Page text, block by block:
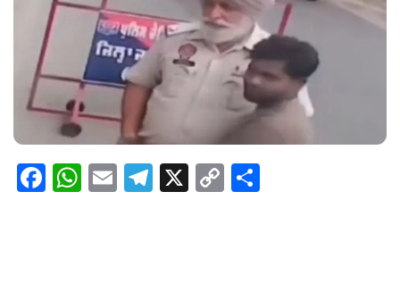
F W E T X C